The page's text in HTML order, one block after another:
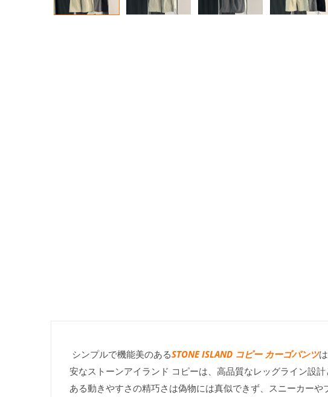
シンプルで機能美のあるSTONE ISLAND コピー カーゴパンツ
安なストーンアイランド コピーは、高品質なレッグライン設
ある動きやすさの精巧さは偽物には真似できず、スニーカー